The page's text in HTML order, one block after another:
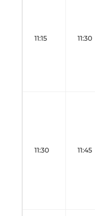
11:15 11:30
11:30 11:45